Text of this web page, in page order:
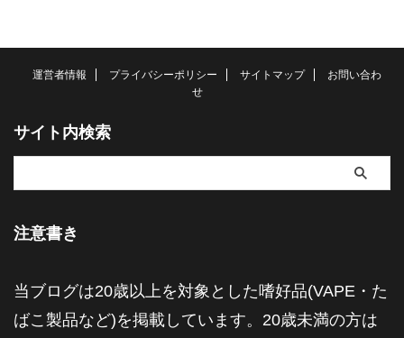
運営者情報 プライバシーポリシー サイトマップ
お問い合わ
せ
サイト内検索
注意書き
当ブログは20歳以上を対象とした嗜好品(VAPE・た
ばこ製品など)を掲載しています。20歳未満の方は